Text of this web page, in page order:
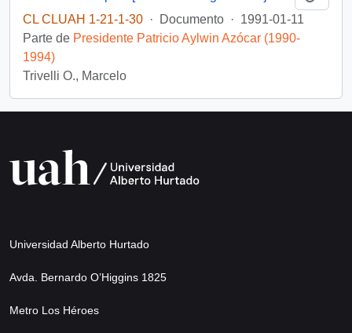
CL CLUAH 1-21-1-30 · Documento · 1991-01-11
Parte de Presidente Patricio Aylwin Azócar (1990-
1994)
Trivelli O., Marcelo
Universidad Alberto Hurtado
Avda. Bernardo O’Higgins 1825
Metro Los Héroes